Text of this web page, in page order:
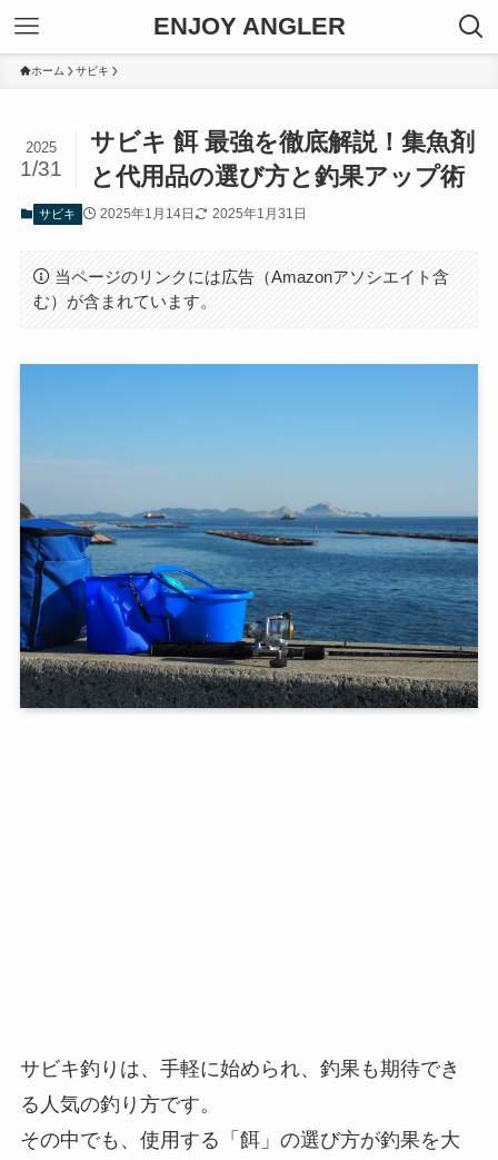
ENJOY ANGLER
ホーム サビキ
サビキ 餌 最強を徹底解説！集魚剤
と代用品の選び方と釣果アップ術
2025
1/31
サビキ 2025年1月14日 2025年1月31日
当ページのリンクには広告（Amazonアソシエイト含
む）が含まれています。
サビキ釣りは、手軽に始められ、釣果も期待でき
る人気の釣り方です。
その中でも、使用する「餌」の選び方が釣果を大